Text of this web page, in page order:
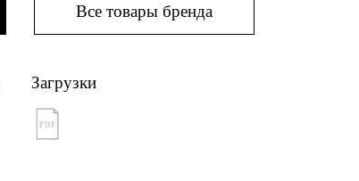
Все товары бренда
Загрузки
PDF